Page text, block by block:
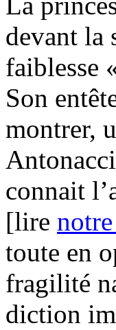
devant la
faiblesse
Son
montrer,
connait
[lire
toute en
fragilité
diction